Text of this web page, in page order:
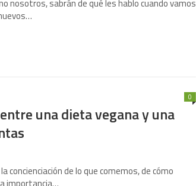
nosotros, sabrán de qué les hablo cuando vamos
una dieta vegana y una
0
concienciación de lo que comemos, de cómo
importancia…